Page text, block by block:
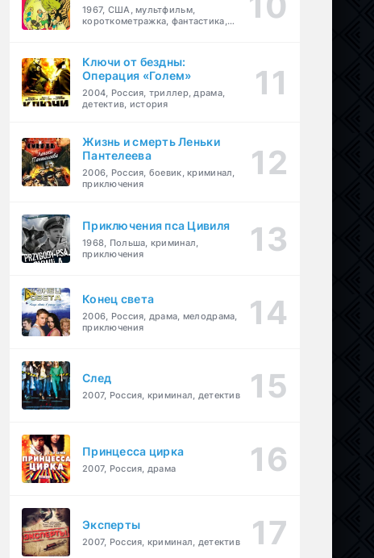
1967, США, мультфильм,
короткометражка, фантастика,
Ключи от бездны:
Операция «Голем»
2004, Россия, триллер, драма,
детектив, история
Жизнь и смерть Леньки
Пантелеева
2006, Россия, боевик, криминал,
приключения
Приключения пса Цивиля
1968, Польша, криминал,
приключения
Конец света
2006, Россия, драма, мелодрама,
приключения
След
2007, Россия, криминал, детектив
Принцесса цирка
2007, Россия, драма
Эксперты
2007, Россия, криминал, детектив